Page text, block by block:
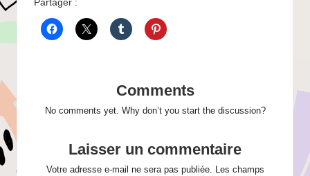
Partager :
Comments
No comments yet. Why don’t you start the discussion?
Laisser un commentaire
Votre adresse e-mail ne sera pas publiée.
Les champs